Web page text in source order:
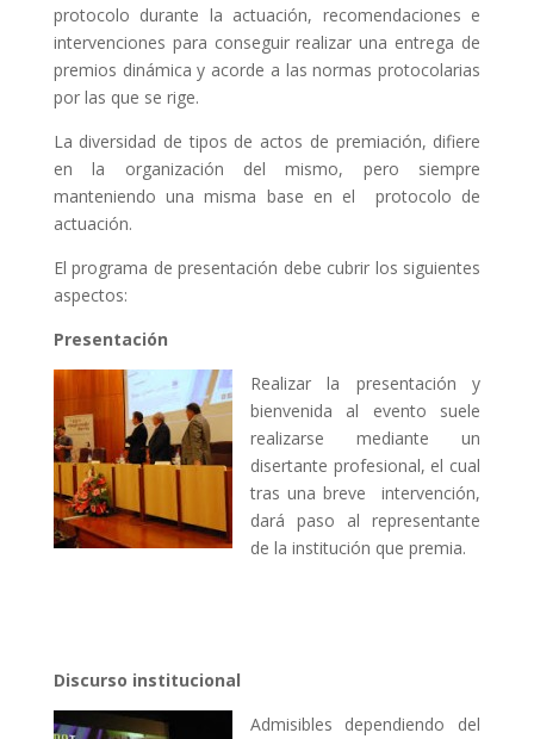
protocolo durante la actuación, recomendaciones e
intervenciones para conseguir realizar una entrega de
premios dinámica y acorde a las normas protocolarias
por las que se rige.
La diversidad de tipos de actos de premiación, difiere
en la organización del mismo, pero siempre
manteniendo una misma base en el protocolo de
actuación.
El programa de presentación debe cubrir los siguientes
aspectos:
Presentación
Realizar la presentación y
bienvenida al evento suele
realizarse mediante un
disertante profesional, el cual
tras una breve intervención,
dará paso al representante
de la institución que premia.
Discurso institucional
Admisibles dependiendo del